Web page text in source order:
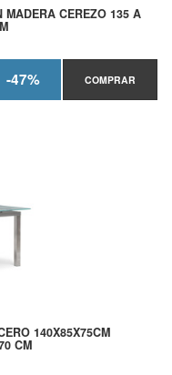
MADERA CEREZO 135 A
-47% COMPRAR
140X85X75CM
CM